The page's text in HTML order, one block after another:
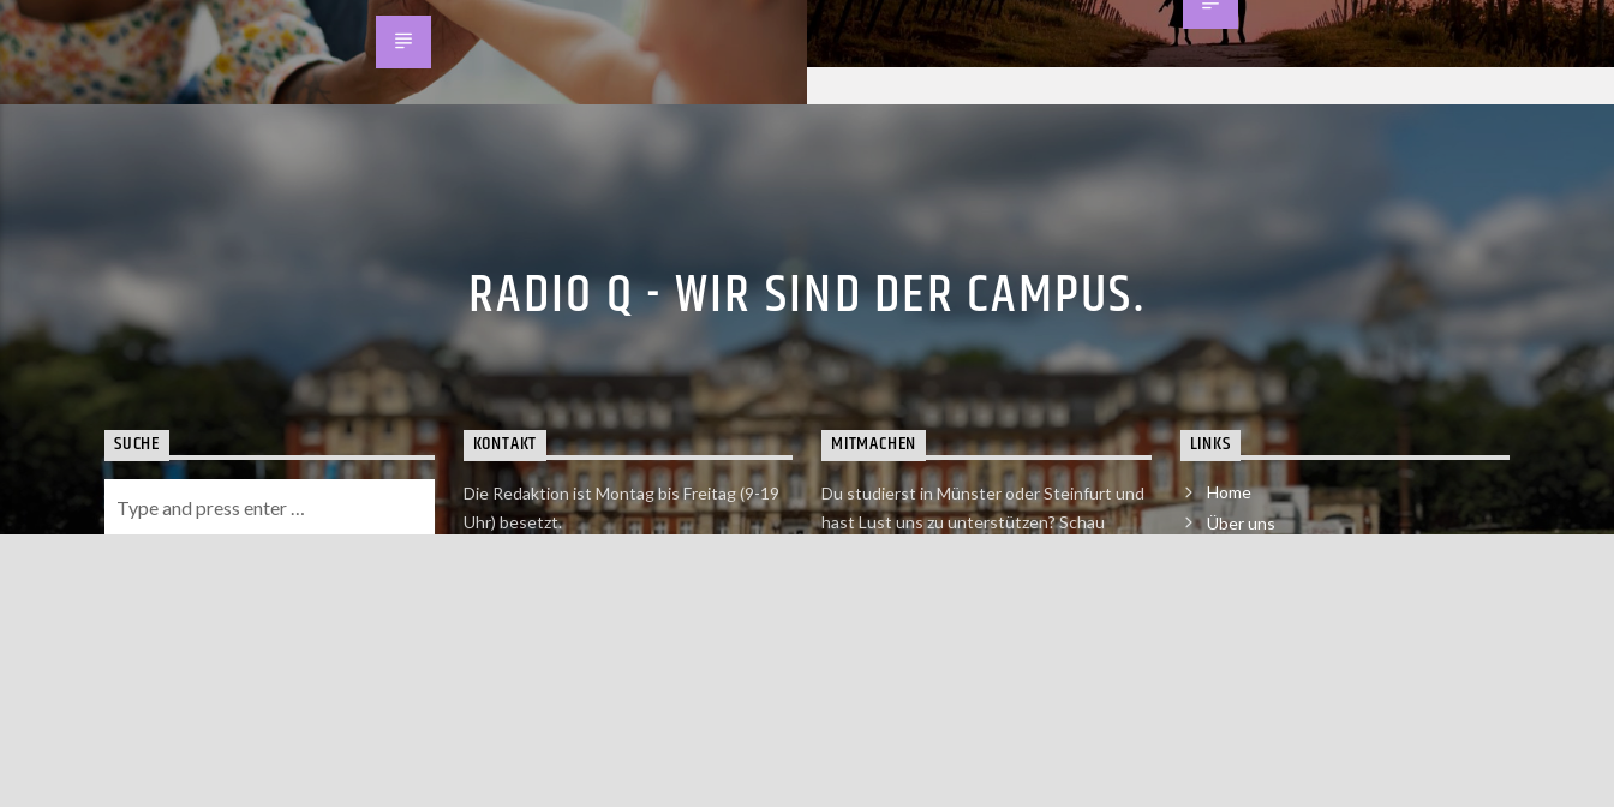
RADIO Q - WIR SIND DER CAMPUS.
SUCHE KONTAKT
Die Redaktion ist Montag bis Freitag (9-19
Uhr) besetzt.
MITMACHEN
Du studierst in Münster oder Steinfurt und
hast Lust uns zu unterstützen? Schau
LINKS
Home
Über uns